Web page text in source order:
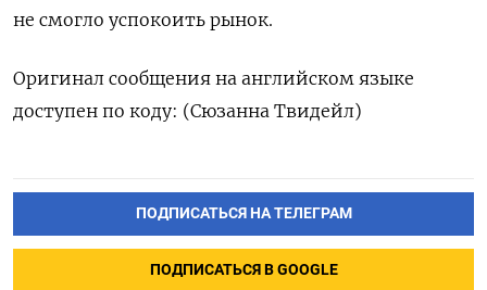
не смогло успокоить рынок.
Оригинал сообщения на английском ‌языке
доступен по коду: (Сюзанна Твидейл)
ПОДПИСАТЬСЯ НА ТЕЛЕГРАМ
ПОДПИСАТЬСЯ В GOOGLE